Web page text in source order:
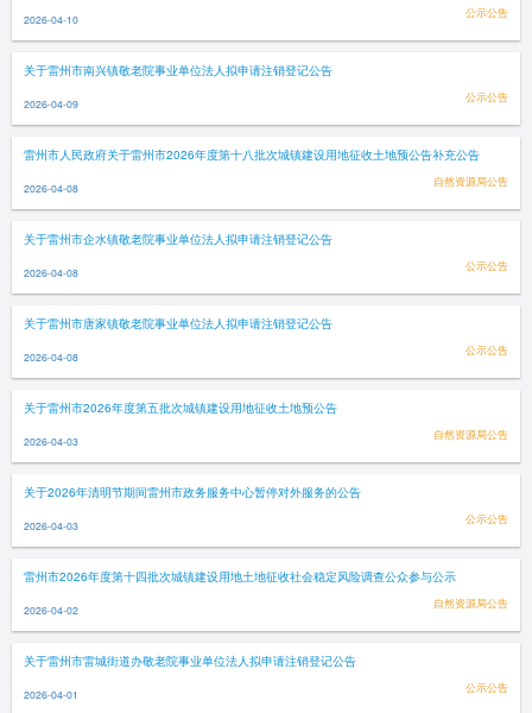
2026-04-10 公示公告
关于雷州市南兴镇敬老院事业单位法人拟申请注销登记公告
2026-04-09 公示公告
雷州市人民政府关于雷州市2026年度第十八批次城镇建设用地征收土地预公告补充公告
2026-04-08 自然资源局公告
关于雷州市企水镇敬老院事业单位法人拟申请注销登记公告
2026-04-08 公示公告
关于雷州市唐家镇敬老院事业单位法人拟申请注销登记公告
2026-04-08 公示公告
关于雷州市2026年度第五批次城镇建设用地征收土地预公告
2026-04-03 自然资源局公告
关于2026年清明节期间雷州市政务服务中心暂停对外服务的公告
2026-04-03 公示公告
雷州市2026年度第十四批次城镇建设用地土地征收社会稳定风险调查公众参与公示
2026-04-02 自然资源局公告
关于雷州市雷城街道办敬老院事业单位法人拟申请注销登记公告
2026-04-01 公示公告